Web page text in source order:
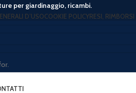
per giardinaggio, ricambi.
D’USOCOOKIE POLICYRESI,